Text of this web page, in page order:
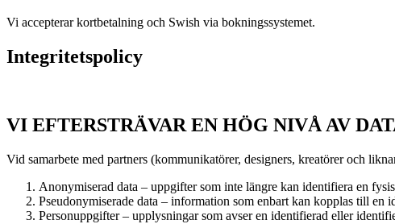
Vi accepterar kortbetalning och Swish via bokningssystemet.
Integritetspolicy
VI EFTERSTRÄVAR EN HÖG NIVÅ AV
Vid samarbete med partners (kommunikatörer, designers, kreatörer och
Anonymiserad data – uppgifter som inte längre kan identifiera en
Pseudonymiserade data – information som enbart kan kopplas till
Personuppgifter – upplysningar som avser en identifierad eller